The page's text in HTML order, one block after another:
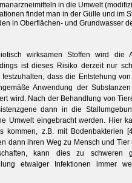
in die Umwelt
findet man in der Gülle und im
in Oberflächen- und Grundwasser
wirksamen Stoffen wird die
ist dieses Risiko derzeit nur
dass die Entstehung
Anwendung der
wird. Nach der Behandlung von
dann in die
Umwelt eingebracht werden. Hier
kommen, z.B. mit Bodenbakterien
dann ihren Weg zu Mensch und Tier
kann dies zu schweren
etwaiger Infektionen immer